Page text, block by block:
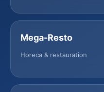
Mega-Resto
Horeca & restauration